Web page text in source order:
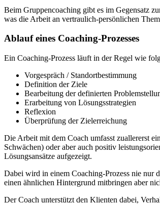
Beim Gruppencoaching gibt es im Gegensatz
was die Arbeit an vertraulich-persönlichen
Ablauf eines Coaching-Prozesses
Ein Coaching-Prozess läuft in der Regel wie
Vorgespräch / Standortbestimmung
Definition der Ziele
Bearbeitung der definierten
Erarbeitung von Lösungsstrategien
Reflexion
Überprüfung der Zielerreichung
Die Arbeit mit dem Coach umfasst zuallererst
Schwächen) oder aber auch positiv
Lösungsansätze aufgezeigt.
Dabei wird in einem Coaching-Prozess nie nur
einen ähnlichen Hintergrund mitbringen aber
Der Coach unterstützt den Klienten dabei,